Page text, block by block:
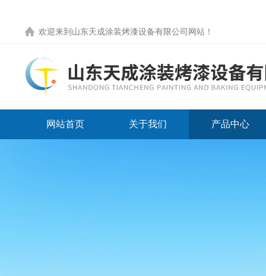
欢迎来到 山东天成涂装烤漆设备有限公司网站 ！
网站首页 关于我们 产品中心